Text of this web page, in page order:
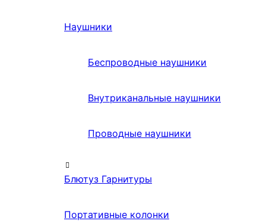
Наушники
Беспроводные наушники
Внутриканальные наушники
Проводные наушники
Блютуз Гарнитуры
Портативные колонки